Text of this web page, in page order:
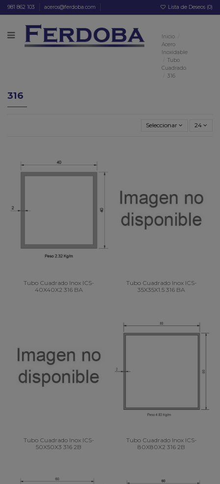
981 862 103 aceros@ferdoba.com Lista de Deseos (0)
Inicio
Acero
Inoxidable
Tubo
Cuadrado
316
316
Seleccionar 24
Tubo Cuadrado Inox ICS-
40X40X2 316 BA
Tubo Cuadrado Inox ICS-
35X35X1.5 316 BA
Tubo Cuadrado Inox ICS-
50X50X3 316 2B
Tubo Cuadrado Inox ICS-
80X80X2 316 2B